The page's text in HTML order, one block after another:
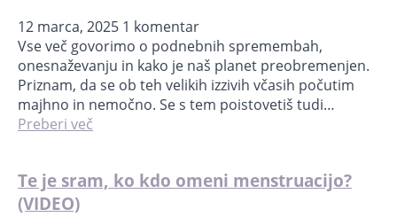
12 marca, 2025 1 komentar
Vse več govorimo o podnebnih spremembah,
onesnaževanju in kako je naš planet preobremenjen.
Priznam, da se ob teh velikih izzivih včasih počutim
majhno in nemočno. Se s tem poistovetiš tudi…
Preberi več
Te je sram, ko kdo omeni menstruacijo?
(VIDEO)